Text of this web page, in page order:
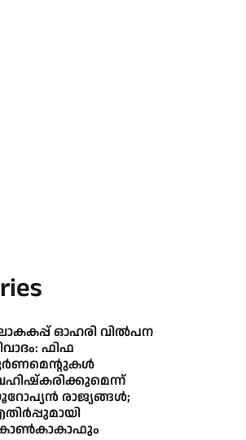
ഓഹരി വില്‍പന
ഫിഫ
രാജ്യങ്ങള്‍;